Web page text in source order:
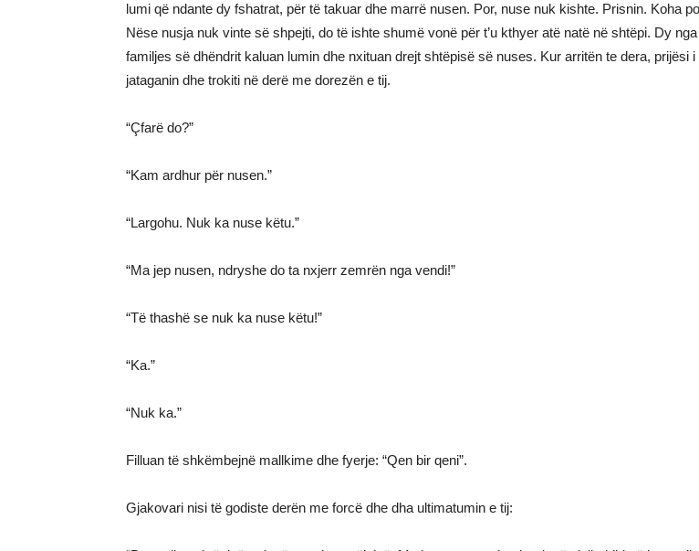
lumi që ndante dy fshatrat, për të takuar dhe marrë nusen. Por, nuse nuk kishte. Prisnin. Koha
Nëse nusja nuk vinte së shpejti, do të ishte shumë vonë për t’u kthyer atë natë në shtëpi. Dy
familjes së dhëndrit kaluan lumin dhe nxituan drejt shtëpisë së nuses. Kur arritën te dera, prijësi
jataganin dhe trokiti në derë me dorezën e tij.
“Çfarë do?”
“Kam ardhur për nusen.”
“Largohu. Nuk ka nuse këtu.”
“Ma jep nusen, ndryshe do ta nxjerr zemrën nga vendi!”
“Të thashë se nuk ka nuse këtu!”
“Ka.”
“Nuk ka.”
Filluan të shkëmbejnë mallkime dhe fyerje: “Qen bir qeni”.
Gjakovari nisi të godiste derën me forcë dhe dha ultimatumin e tij: